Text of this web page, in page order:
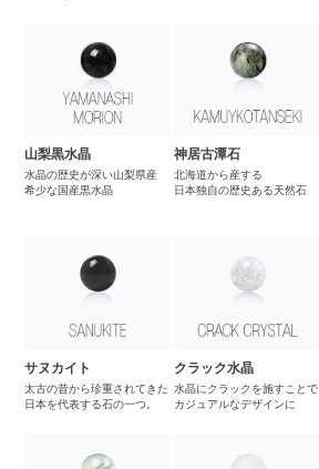
山梨黒水晶
水晶の歴史が深い山梨県産
希少な国産黒水晶
神居古潭石
北海道から産する
日本独自の歴史ある天然石
サヌカイト
太古の昔から珍重されてきた
日本を代表する石の一つ。
クラック水晶
水晶にクラックを施すことで
カジュアルなデザインに